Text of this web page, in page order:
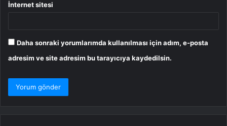
İnternet sitesi
Daha sonraki yorumlarımda kullanılması için adım, e-posta
adresim ve site adresim bu tarayıcıya kaydedilsin.